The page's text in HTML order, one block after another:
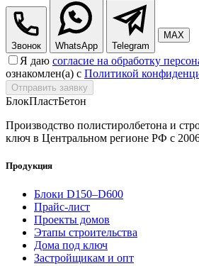
Звонок WhatsApp Telegram
MAX
Я даю согласие на обработку
ознакомлен(а) с Политикой
Отправить заявку
БлокПластБетон
Производство полистиролбетона и
ключ в Центральном регионе РФ с
Продукция
Блоки D150–D600
Прайс-лист
Проекты домов
Этапы строительства
Дома под ключ
Застройщикам и опт